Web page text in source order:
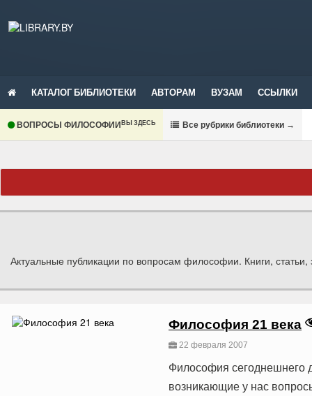
КАТАЛОГ БИБЛИОТЕКИ АВТОРАМ ВУЗАМ ССЫЛКИ
ВОПРОСЫ ФИЛОСОФИИВЫ ЗДЕСЬ Все рубрики библиотеки →
Актуальные публикации по вопросам философии. Книги, статьи,
Философия 21 века
22 февраля 2007
Философия сегоднешнего
возникающие у нас